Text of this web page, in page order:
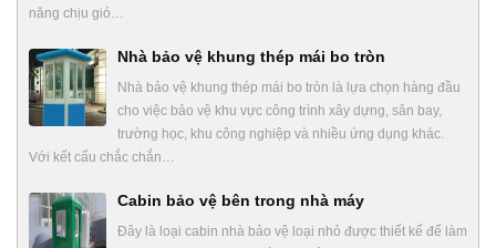
năng chịu gió…
Nhà bảo vệ khung thép mái bo tròn
Nhà bảo vệ khung thép mái bo tròn là lựa chọn hàng đầu
cho việc bảo vệ khu vực công trình xây dựng, sân bay,
trường học, khu công nghiệp và nhiều ứng dụng khác.
Với kết cấu chắc chắn…
Cabin bảo vệ bên trong nhà máy
Đây là loại cabin nhà bảo vệ loại nhỏ được thiết kế để làm